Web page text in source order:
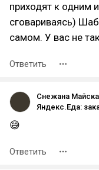
приходят к одним
сговариваясь)
самом. У вас не
Ответить
Снежана
😅
Ответить